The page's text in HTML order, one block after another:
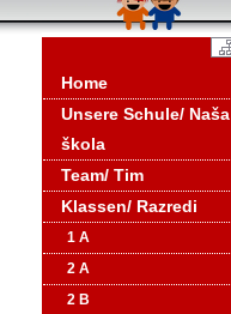
Home
Unsere Schule/ Naša
škola
Team/ Tim
Klassen/ Razredi
1 A
2 A
2 B